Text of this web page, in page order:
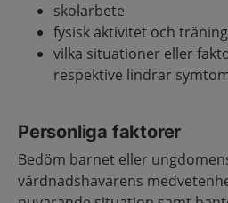
skolarbete
fysisk aktivitet och träning
vilka situationer eller
respektive lindrar
Personliga faktorer
Bedöm barnet eller
vårdnadshavarens